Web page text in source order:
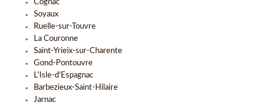
Cognac
Soyaux
Ruelle-sur-Touvre
La Couronne
Saint-Yrieix-sur-Charente
Gond-Pontouvre
L'Isle-d'Espagnac
Barbezieux-Saint-Hilaire
Jarnac